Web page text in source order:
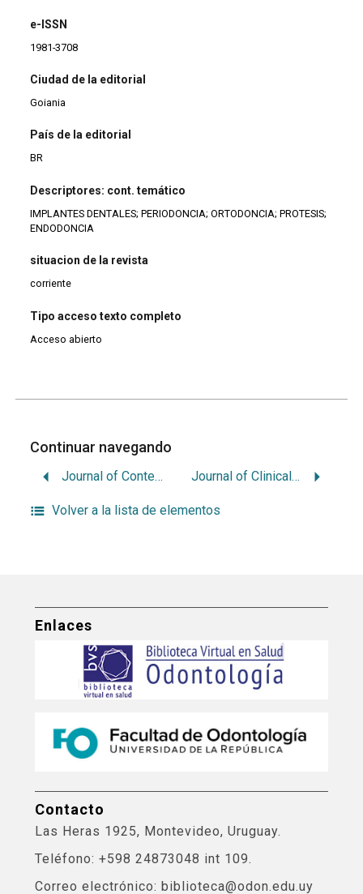
e-ISSN
1981-3708
Ciudad de la editorial
Goiania
País de la editorial
BR
Descriptores: cont. temático
IMPLANTES DENTALES; PERIODONCIA; ORTODONCIA; PROTESIS;
ENDODONCIA
situacion de la revista
corriente
Tipo acceso texto completo
Acceso abierto
Continuar navegando
Journal of Contemporary Dental Practice Journal of Clinical Microbiology
Volver a la lista de elementos
Enlaces
Contacto
Las Heras 1925, Montevideo, Uruguay.
Teléfono: +598 24873048 int 109.
Correo electrónico: biblioteca@odon.edu.uy